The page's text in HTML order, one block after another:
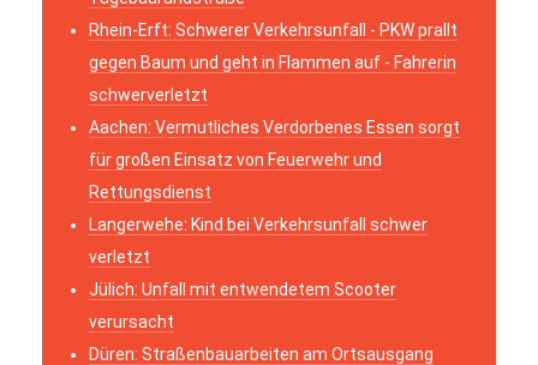
Rhein-Erft: Schwerer Verkehrsunfall - PKW prallt
gegen Baum und geht in Flammen auf - Fahrerin
schwerverletzt
Aachen: Vermutliches Verdorbenes Essen sorgt
für großen Einsatz von Feuerwehr und
Rettungsdienst
Langerwehe: Kind bei Verkehrsunfall schwer
verletzt
Jülich: Unfall mit entwendetem Scooter
verursacht
Düren: Straßenbauarbeiten am Ortsausgang